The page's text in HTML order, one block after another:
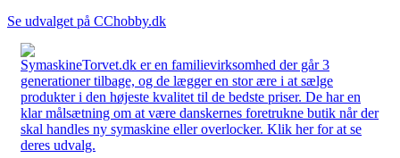
Se udvalget på CChobby.dk
SymaskineTorvet.dk er en familievirksomhed der går 3
generationer tilbage, og de lægger en stor ære i at sælge
produkter i den højeste kvalitet til de bedste priser. De har en
klar målsætning om at være danskernes foretrukne butik når der
skal handles ny symaskine eller overlocker. Klik her for at se
deres udvalg.